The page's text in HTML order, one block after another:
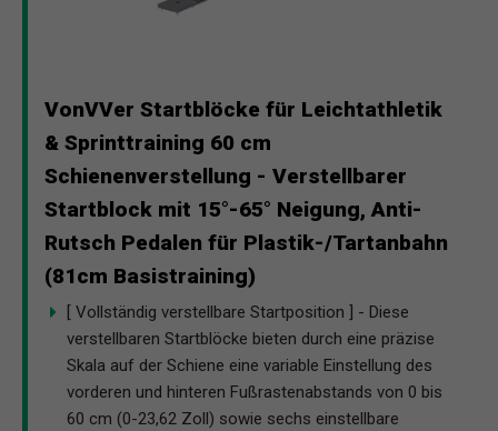
VonVVer Startblöcke für Leichtathletik
& Sprinttraining 60 cm
Schienenverstellung - Verstellbarer
Startblock mit 15°-65° Neigung, Anti-
Rutsch Pedalen für Plastik-/Tartanbahn
(81cm Basistraining)
[ Vollständig verstellbare Startposition ] - Diese
verstellbaren Startblöcke bieten durch eine präzise
Skala auf der Schiene eine variable Einstellung des
vorderen und hinteren Fußrastenabstands von 0 bis
60 cm (0-23,62 Zoll) sowie sechs einstellbare